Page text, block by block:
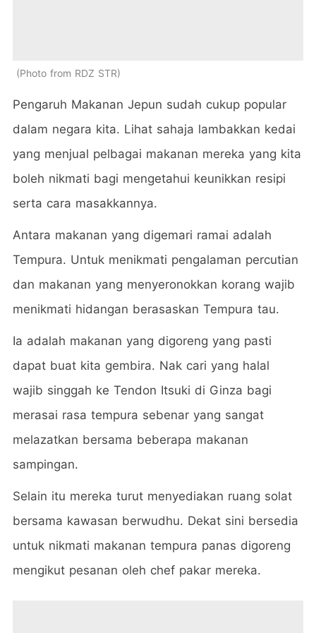
Photo from RDZ STR
Pengaruh Makanan Jepun sudah cukup popular
dalam negara kita. Lihat sahaja lambakkan kedai
yang menjual pelbagai makanan mereka yang kita
boleh nikmati bagi mengetahui keunikkan resipi
serta cara masakkannya.
Antara makanan yang digemari ramai adalah
Tempura. Untuk menikmati pengalaman percutian
dan makanan yang menyeronokkan korang wajib
menikmati hidangan berasaskan Tempura tau.
Ia adalah makanan yang digoreng yang pasti
dapat buat kita gembira. Nak cari yang halal
wajib singgah ke Tendon Itsuki di Ginza bagi
merasai rasa tempura sebenar yang sangat
melazatkan bersama beberapa makanan
sampingan.
Selain itu mereka turut menyediakan ruang solat
bersama kawasan berwudhu. Dekat sini bersedia
untuk nikmati makanan tempura panas digoreng
mengikut pesanan oleh chef pakar mereka.